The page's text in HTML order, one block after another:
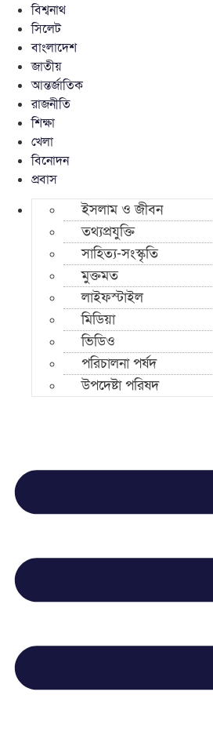
বিশ্বনাথ
সিলেট
বাংলাদেশ
জাতীয়
আন্তর্জাতিক
রাজনীতি
শিক্ষা
খেলা
বিনোদন
প্রবাস
ইসলাম ও জীবন
তথ্যপ্রযুক্তি
সাহিত্য-সংস্কৃতি
মুক্তমত
লাইফস্টাইল
মিডিয়া
ভিডিও
পরিচালনা পর্ষদ
উপদেষ্টা পরিষদ